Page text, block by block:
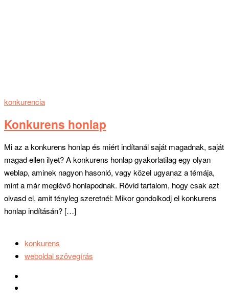
konkurencia
Konkurens honlap
Mi az a konkurens honlap és miért indítanál saját magadnak, saját
magad ellen ilyet? A konkurens honlap gyakorlatilag egy olyan
weblap, aminek nagyon hasonló, vagy közel ugyanaz a témája,
mint a már meglévő honlapodnak. Rövid tartalom, hogy csak azt
olvasd el, amit tényleg szeretnél: Mikor gondolkodj el konkurens
honlap indításán? […]
konkurens
weboldal szövegírás